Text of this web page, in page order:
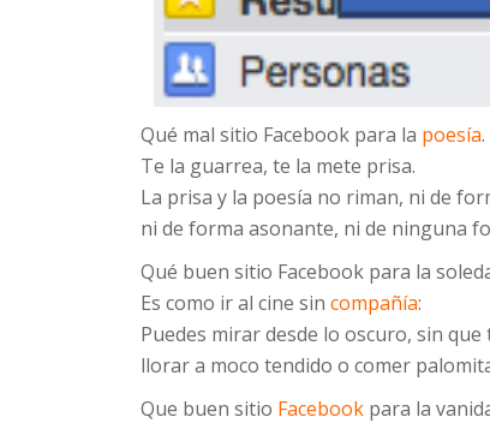
Qué mal sitio Facebook para la poesía.
Te la guarrea, te la mete prisa.
La prisa y la poesía no riman, ni de
ni de forma asonante, ni de ninguna
Qué buen sitio Facebook para la
Es como ir al cine sin compañía:
Puedes mirar desde lo oscuro, sin que
llorar a moco tendido o comer
Que buen sitio Facebook para la